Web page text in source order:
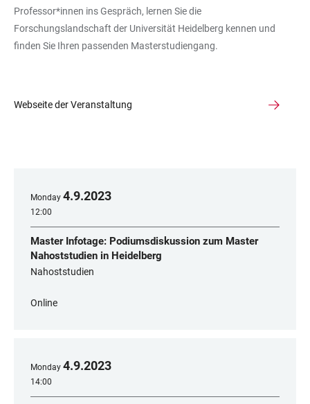
Professor*innen ins Gespräch, lernen Sie die
Forschungslandschaft der Universität Heidelberg kennen und
finden Sie Ihren passenden Masterstudiengang.
Webseite der Veranstaltung
Monday 4.9.2023
12:00
Master Infotage: Podiumsdiskussion zum Master
Nahoststudien in Heidelberg
Nahoststudien
Online
Monday 4.9.2023
14:00